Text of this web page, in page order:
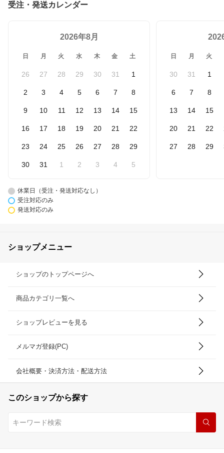
受注・発送カレンダー
2026年8月
日 月 火 水 木 金 土
26 27 28 29 30 31 1
2 3 4 5 6 7 8
9 10 11 12 13 14 15
16 17 18 19 20 21 22
23 24 25 26 27 28 29
30 31 1 2 3 4 5
日 月 火
30 31 1
6 7 8
13 14 15
20 21 22
27 28 29
休業日（受注・発送対応なし）
受注対応のみ
発送対応のみ
ショップメニュー
ショップのトップページへ
商品カテゴリ一覧へ
ショップレビューを見る
メルマガ登録(PC)
会社概要・決済方法・配送方法
このショップから探す